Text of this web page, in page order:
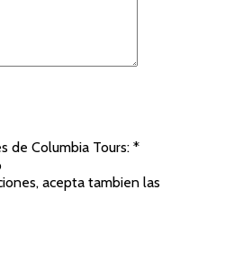
de Columbia Tours: *
acepta tambien las